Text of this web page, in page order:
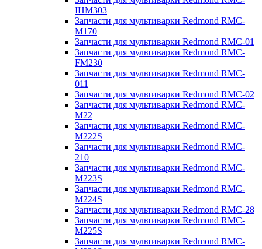
IHM303
Запчасти для мультиварки Redmond RMC-
M170
Запчасти для мультиварки Redmond RMC-01
Запчасти для мультиварки Redmond RMC-
FM230
Запчасти для мультиварки Redmond RMC-
011
Запчасти для мультиварки Redmond RMC-02
Запчасти для мультиварки Redmond RMC-
M22
Запчасти для мультиварки Redmond RMC-
M222S
Запчасти для мультиварки Redmond RMC-
210
Запчасти для мультиварки Redmond RMC-
M223S
Запчасти для мультиварки Redmond RMC-
M224S
Запчасти для мультиварки Redmond RMC-28
Запчасти для мультиварки Redmond RMC-
M225S
Запчасти для мультиварки Redmond RMC-